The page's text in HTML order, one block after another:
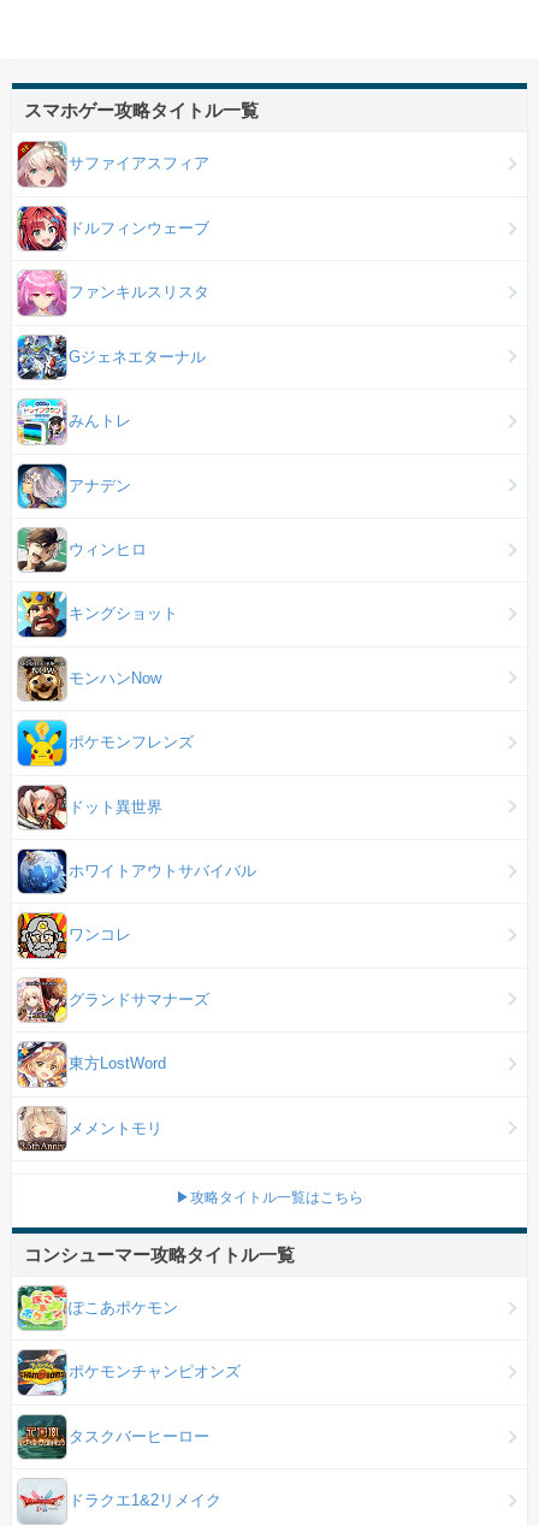
スマホゲー攻略タイトル一覧
サファイアスフィア
ドルフィンウェーブ
ファンキルスリスタ
Gジェネエターナル
みんトレ
アナデン
ウィンヒロ
キングショット
モンハンNow
ポケモンフレンズ
ドット異世界
ホワイトアウトサバイバル
ワンコレ
グランドサマナーズ
東方LostWord
メメントモリ
▶攻略タイトル一覧はこちら
コンシューマー攻略タイトル一覧
ぽこあポケモン
ポケモンチャンピオンズ
タスクバーヒーロー
ドラクエ1&2リメイク